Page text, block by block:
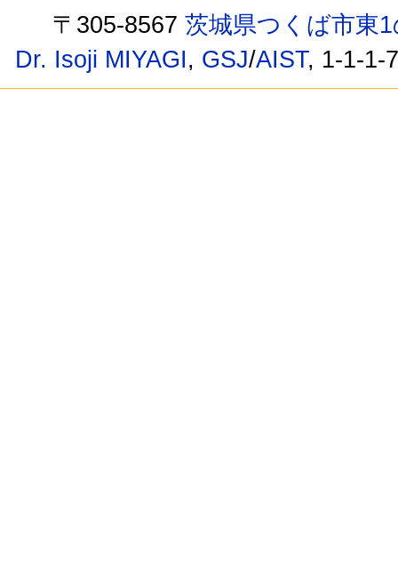
〒305-8567茨城県つくば市東
Dr. Isoji MIYAGI, GSJ/AIST, 1-1-1-